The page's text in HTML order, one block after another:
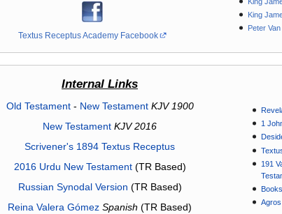
Textus Receptus Academy Facebook
King
Peter
Internal Links
Old Testament- New Testament KJV 1900
New Testament KJV 2016
Scrivener's 1894 Textus Receptus
2016 Urdu New Testament(TR Based)
Russian Synodal Version (TR Based)
Reina Valera Gómez Spanish (TR Based)
1
191
Books